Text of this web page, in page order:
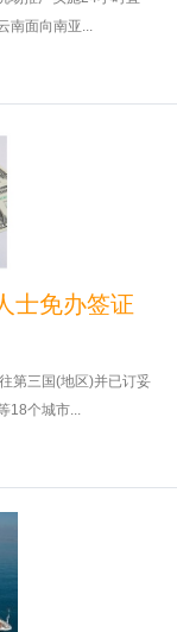
南面向南亚...
士免办签证
第三国(地区)并已订妥
18个城市...